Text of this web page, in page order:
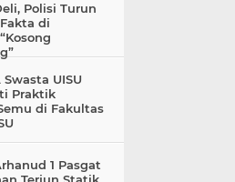
Polisi Turun
di
Swasta UISU
Praktik
di Fakultas
1 Pasgat